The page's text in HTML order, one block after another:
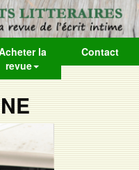
la
revue
Contact